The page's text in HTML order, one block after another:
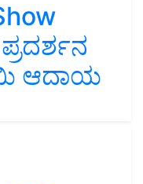
ಆದಾಯ